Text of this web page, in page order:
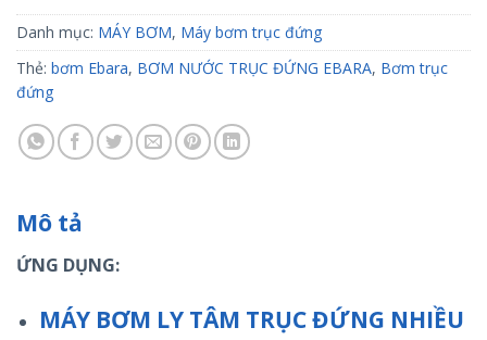
Danh mục: MÁY BƠM, Máy bơm trục đứng
Thẻ: bơm Ebara, BƠM NƯỚC TRỤC ĐỨNG EBARA, Bơm trục
đứng
Mô tả
ỨNG DỤNG:
MÁY BƠM LY TÂM TRỤC ĐỨNG NHIỀU